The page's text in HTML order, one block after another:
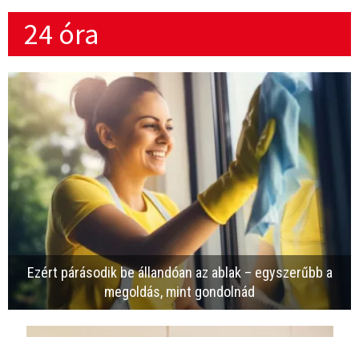
24 óra
Ezért párásodik be állandóan az ablak – egyszerűbb a
megoldás, mint gondolnád